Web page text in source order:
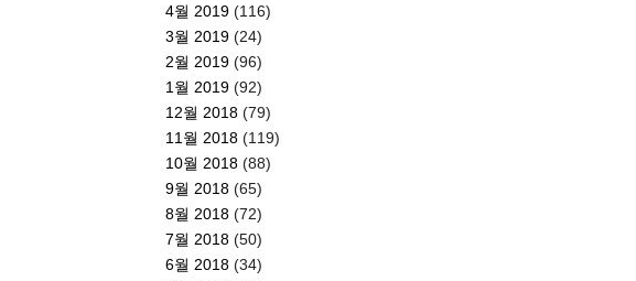
4월 2019 (116)
3월 2019 (24)
2월 2019 (96)
1월 2019 (92)
12월 2018 (79)
11월 2018 (119)
10월 2018 (88)
9월 2018 (65)
8월 2018 (72)
7월 2018 (50)
6월 2018 (34)